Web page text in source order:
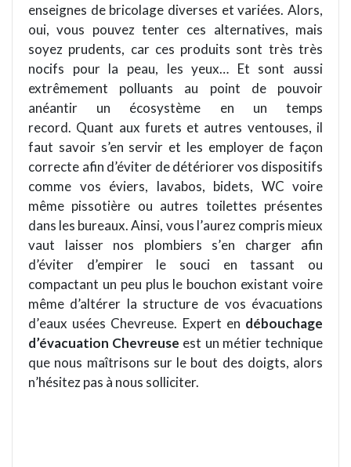
enseignes de bricolage diverses et variées. Alors,
oui, vous pouvez tenter ces alternatives, mais
soyez prudents, car ces produits sont très très
nocifs pour la peau, les yeux… Et sont aussi
extrêmement polluants au point de pouvoir
anéantir un écosystème en un temps
record. Quant aux furets et autres ventouses, il
faut savoir s’en servir et les employerde façon
correcte afin d’éviter de détériorer vos dispositifs
comme vos éviers, lavabos, bidets, WC voire
même pissotière ou autres toilettes présentes
dans les bureaux. Ainsi, vous l’aurezcompris mieux
vaut laisser nos plombiers s’en charger afin
d’éviter d’empirer le souci en tassant ou
compactant un peu plus le bouchon existant voire
même d’altérer la structure de vos évacuations
d’eaux usées Chevreuse. Expert en débouchage
d’évacuation Chevreuse est un métier technique
que nous maîtrisons sur le bout des doigts, alors
n’hésitez pas à nous solliciter.